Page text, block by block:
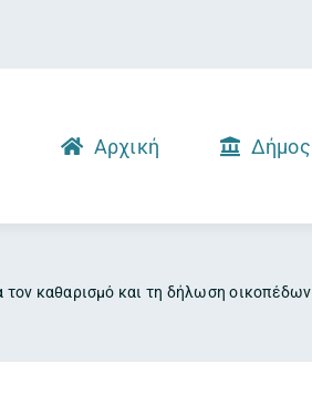
Αρχική Δήμος
τον καθαρισμό και τη δήλωση οικοπέδων